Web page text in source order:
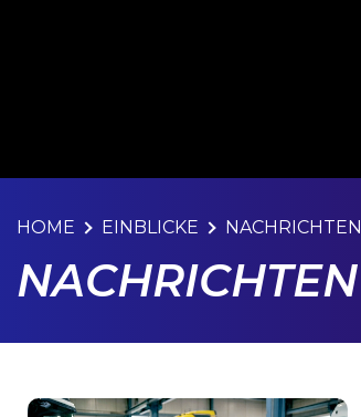
HOME EINBLICKE NACHRICHTEN
NACHRICHTEN